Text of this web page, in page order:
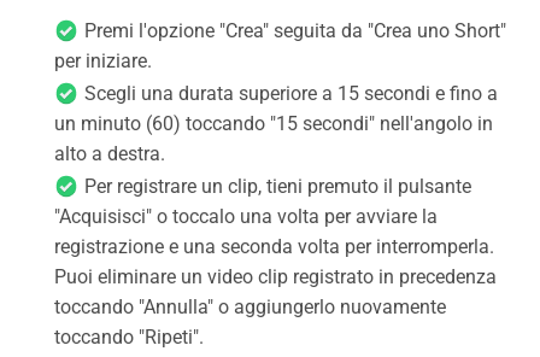
Premi l'opzione "Crea" seguita da "Crea uno Short"
per iniziare.
Scegli una durata superiore a 15 secondi e fino a
un minuto (60) toccando "15 secondi" nell'angolo in
alto a destra.
Per registrare un clip, tieni premuto il pulsante
"Acquisisci" o toccalo una volta per avviare la
registrazione e una seconda volta per interromperla.
Puoi eliminare un video clip registrato in precedenza
toccando "Annulla" o aggiungerlo nuovamente
toccando "Ripeti".